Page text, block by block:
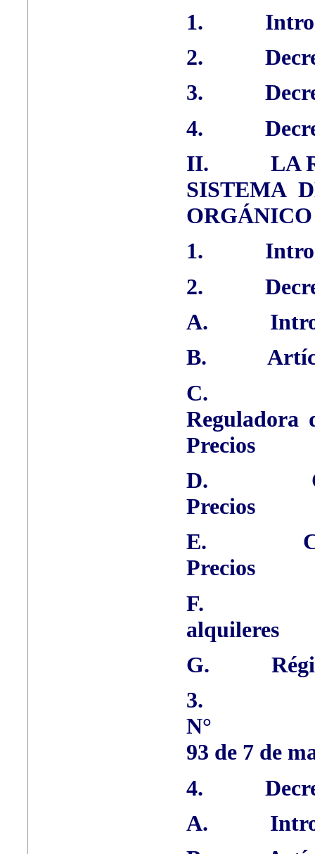
1.
2.
3.
4.
II.
LA
SISTEMA
ORGÁNICO
1.
2.
A.
B.
C.
Reguladora
Precios
D.
Precios
E.
Precios
F.
alquileres
G.
3.
N°
93 de 7 de
4.
A.